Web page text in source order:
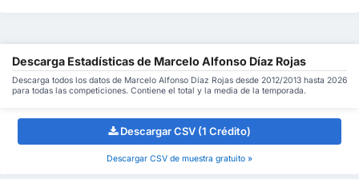
Descarga Estadísticas de Marcelo Alfonso Díaz Rojas
Descarga todos los datos de Marcelo Alfonso Díaz Rojas desde 2012/2013 hasta 2026
para todas las competiciones. Contiene el total y la media de la temporada.
Descargar CSV (1 Crédito)
Descargar CSV de muestra gratuito »